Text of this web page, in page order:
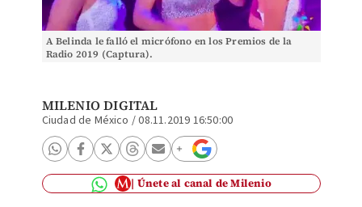
A Belinda le falló el micrófono en los Premios de la
Radio 2019 (Captura).
MILENIO DIGITAL
Ciudad de México /08.11.2019 16:50:00
Únete al canal de Milenio